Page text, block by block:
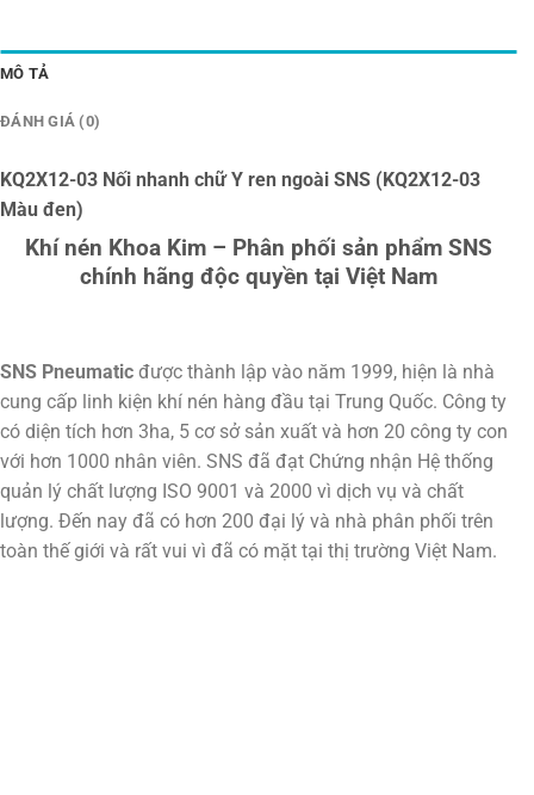
MÔ TẢ
ĐÁNH GIÁ (0)
KQ2X12-03 Nối nhanh chữ Y ren ngoài SNS (KQ2X12-03
Màu đen)
Khí nén Khoa Kim – Phân phối sản phẩm SNS
chính hãng độc quyền tại Việt Nam
SNS Pneumatic được thành lập vào năm 1999, hiện là nhà
cung cấp linh kiện khí nén hàng đầu tại Trung Quốc. Công ty
có diện tích hơn 3ha, 5 cơ sở sản xuất và hơn 20 công ty con
với hơn 1000 nhân viên. SNS đã đạt Chứng nhận Hệ thống
quản lý chất lượng ISO 9001 và 2000 vì dịch vụ và chất
lượng. Đến nay đã có hơn 200 đại lý và nhà phân phối trên
toàn thế giới và rất vui vì đã có mặt tại thị trường Việt Nam.